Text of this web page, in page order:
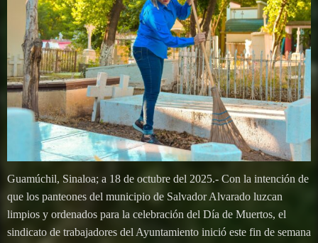
Guamúchil, Sinaloa; a 18 de octubre del 2025.- Con la intención de
que los panteones del municipio de Salvador Alvarado luzcan
limpios y ordenados para la celebración del Día de Muertos, el
sindicato de trabajadores del Ayuntamiento inició este fin de semana